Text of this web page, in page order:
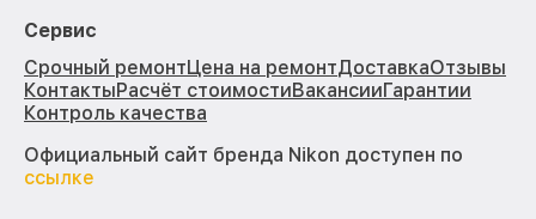
Сервис
Срочный ремонтЦена на ремонтДоставкаОтзывы
КонтактыРасчёт стоимостиВакансииГарантии
Контроль качества
Официальный сайт бренда Nikon доступен по
ссылке